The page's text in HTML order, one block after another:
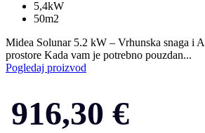
5,4kW
50m2
Midea Solunar 5.2 kW – Vrhunska snaga i
prostore Kada vam je potrebno pouzdan...
Pogledaj proizvod
916,30 €